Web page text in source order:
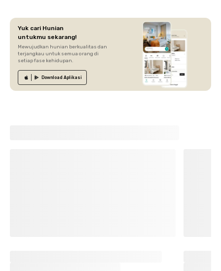
Yuk cari Hunian
untukmu sekarang!
Mewujudkan hunian berkualitas dan
terjangkau untuk semua orang di
setiap fase kehidupan.
Download Aplikasi